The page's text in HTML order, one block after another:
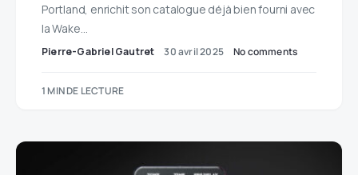
Portland, enrichit son catalogue déjà bien fourni avec
la Wake…
Pierre-Gabriel Gautret 30 avril 2025 No comments
1 MIN DE LECTURE